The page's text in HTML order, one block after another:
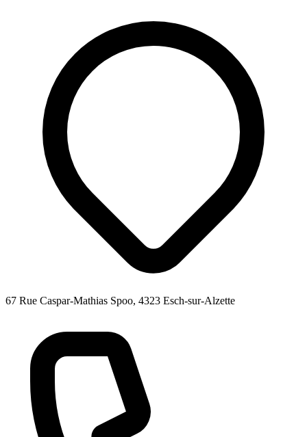
67 Rue Caspar-Mathias Spoo, 4323 Esch-sur-Alzette